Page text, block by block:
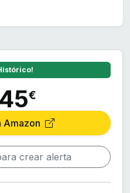
€
Amazon
crear alerta